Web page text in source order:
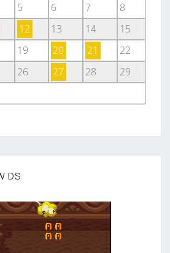
5 6 7
8
12 13 14
15
19 20 21
22
26 27 28
29
DS